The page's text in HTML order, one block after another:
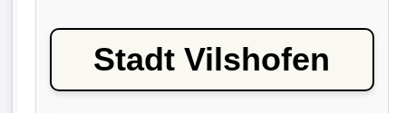
Stadt Vilshofen